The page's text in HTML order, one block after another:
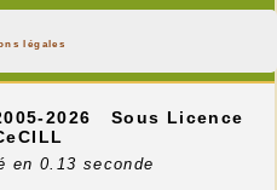
légales
2026
Sous Licence
en 0.13 seconde